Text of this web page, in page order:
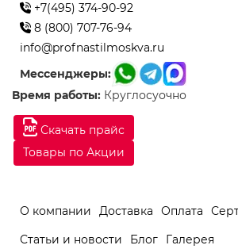
Скачать прайс
Товары по Акции
+7(495) 374-90-92
8 (800) 707-76-94
info@profnastilmoskva.ru
Мессенджеры:
Время работы: Круглосуочно
О компании Доставка Оплата
Статьи и новости
Блог
Галерея